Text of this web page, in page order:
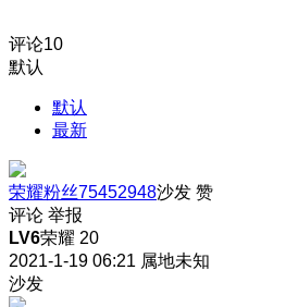
评论10
默认
默认
最新
荣耀粉丝75452948沙发 赞
评论 举报
LV6荣耀 20
2021-1-19 06:21 属地未知
沙发